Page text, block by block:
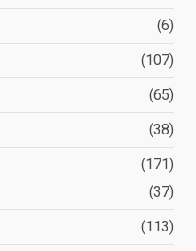
(6)
(107)
(65)
(38)
(171)
(37)
(113)